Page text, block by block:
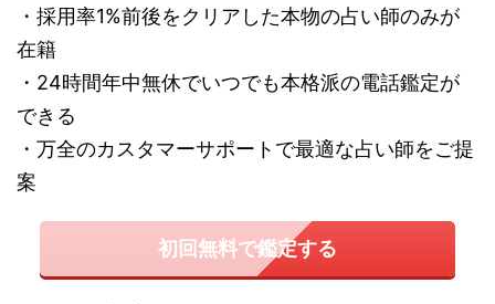
・採用率1%前後をクリアした本物の占い師のみが
在籍
・24時間年中無休でいつでも本格派の電話鑑定が
できる
・万全のカスタマーサポートで最適な占い師をご提
案
初回無料で鑑定する